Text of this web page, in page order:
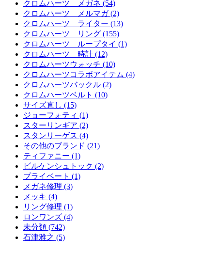
クロムハーツ メガネ (54)
クロムハーツ メルマガ (2)
クロムハーツ ライター (13)
クロムハーツ リング (155)
クロムハーツ ループタイ (1)
クロムハーツ 時計 (12)
クロムハーツウォッチ (10)
クロムハーツコラボアイテム (4)
クロムハーツバックル (2)
クロムハーツベルト (10)
サイズ直し (15)
ジョーフォティ (1)
スターリンギア (2)
スタンリーゲス (4)
その他のブランド (21)
ティファニー (1)
ビルケンシュトック (2)
プライベート (1)
メガネ修理 (3)
メッキ (4)
リング修理 (1)
ロンワンズ (4)
未分類 (742)
石津雅之 (5)